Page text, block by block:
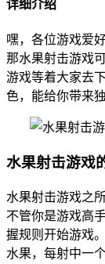
详细介绍
嘿，各位游戏爱
那水果射击游戏
游戏等着大家去
色，能给你带来
水果射击游戏
水果射击游戏之
不管你是游戏高
握规则开始游戏
水果，每射中一